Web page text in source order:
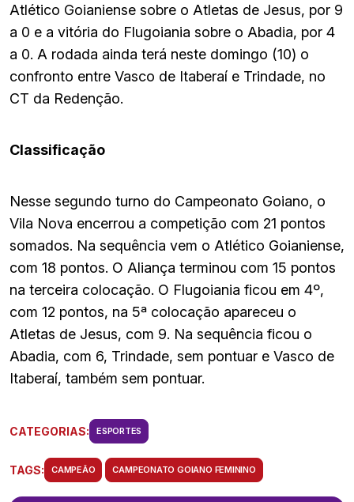
Atlético Goianiense sobre o Atletas de Jesus, por 9
a 0 e a vitória do Flugoiania sobre o Abadia, por 4
a 0. A rodada ainda terá neste domingo (10) o
confronto entre Vasco de Itaberaí e Trindade, no
CT da Redenção.
Classificação
Nesse segundo turno do Campeonato Goiano, o
Vila Nova encerrou a competição com 21 pontos
somados. Na sequência vem o Atlético Goianiense,
com 18 pontos. O Aliança terminou com 15 pontos
na terceira colocação. O Flugoiania ficou em 4º,
com 12 pontos, na 5ª colocação apareceu o
Atletas de Jesus, com 9. Na sequência ficou o
Abadia, com 6, Trindade, sem pontuar e Vasco de
Itaberaí, também sem pontuar.
CATEGORIAS: ESPORTES
TAGS: CAMPEÃO CAMPEONATO GOIANO FEMININO